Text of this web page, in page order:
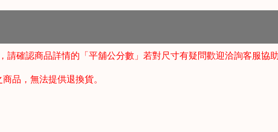
請確認商品詳情的「平舖公分數」若對尺寸有疑問歡迎洽詢客服協
品，無法提供退換貨。